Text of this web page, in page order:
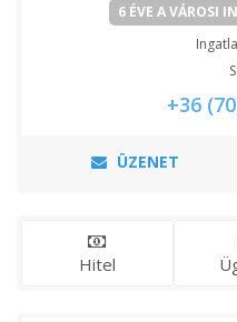
6 ÉVE A VÁROSI
+36
ÜZENET
Hitel